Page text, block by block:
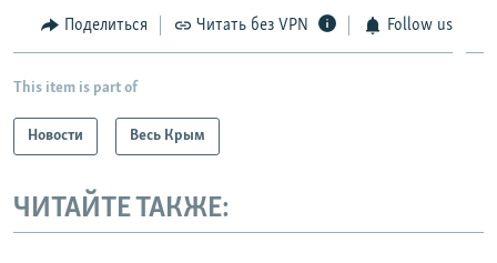
Поделиться Читать без VPN Follow us
This item is part of
Новости Весь Крым
ЧИТАЙТЕ ТАКЖЕ: